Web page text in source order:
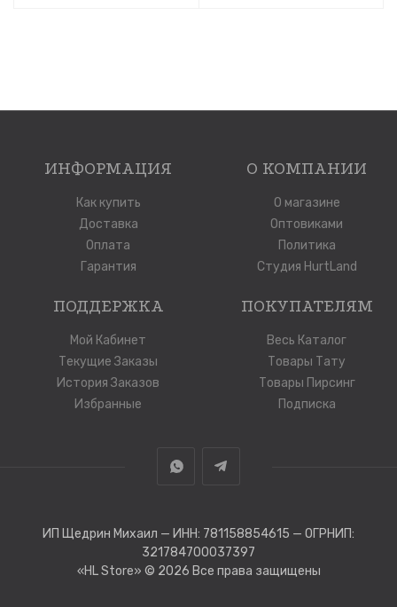
ИНФОРМАЦИЯ
Как купить
Доставка
Оплата
Гарантия
О КОМПАНИИ
О магазине
Оптовиками
Политика
Студия HurtLand
ПОДДЕРЖКА
Мой Кабинет
Текущие Заказы
История Заказов
Избранные
ПОКУПАТЕЛЯМ
Весь Каталог
Товары Тату
Товары Пирсинг
Подписка
ИП Щедрин Михаил — ИНН: 781158854615 — ОГРНИП:
321784700037397
«HL Store» © 2026 Все права защищены